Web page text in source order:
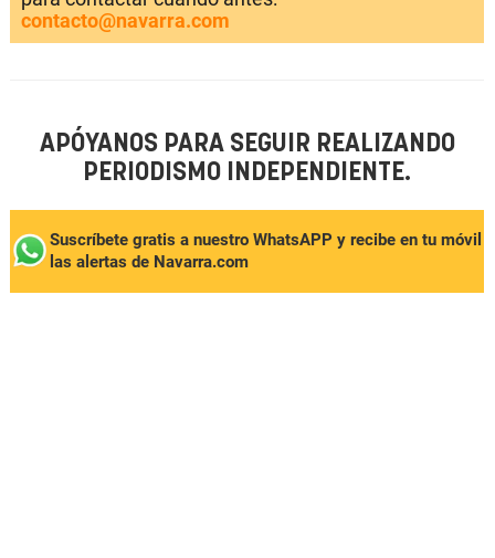
contacto@navarra.com
APÓYANOS PARA SEGUIR REALIZANDO
PERIODISMO INDEPENDIENTE.
Suscríbete gratis a nuestro WhatsAPP y recibe en tu móvil
las alertas de Navarra.com